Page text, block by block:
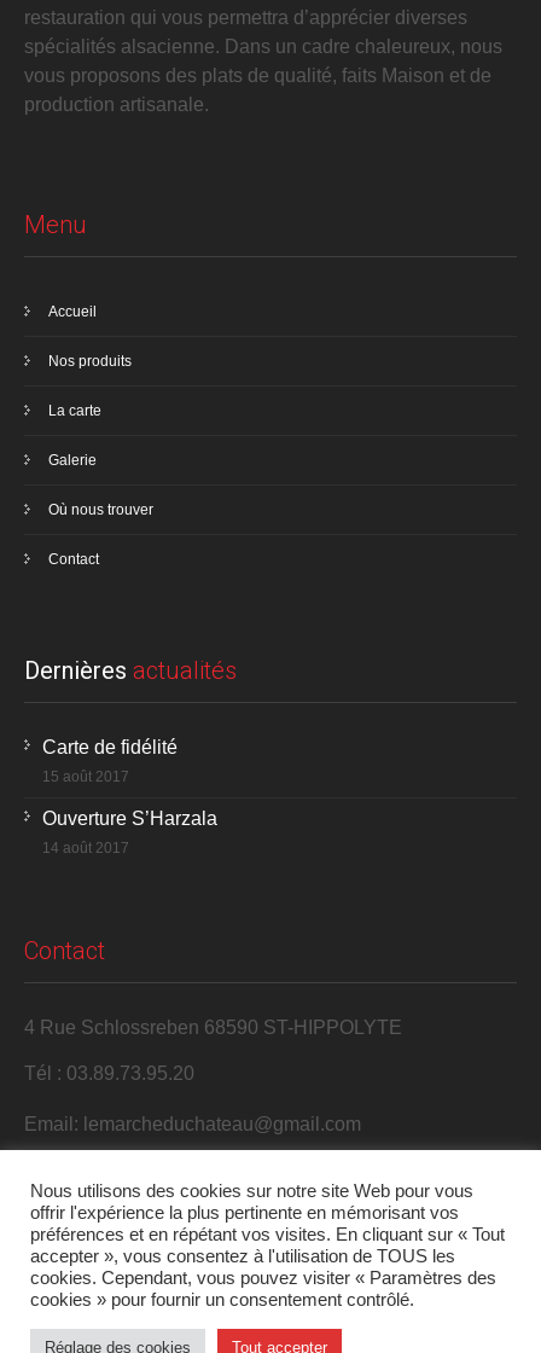
restauration qui vous permettra d’apprécier diverses
spécialités alsacienne. Dans un cadre chaleureux, nous
vous proposons des plats de qualité, faits Maison et de
production artisanale.
Menu
Accueil
Nos produits
La carte
Galerie
Où nous trouver
Contact
Dernières actualités
Carte de fidélité
15 août 2017
Ouverture S’Harzala
14 août 2017
Contact
4 Rue Schlossreben 68590 ST-HIPPOLYTE
Tél : 03.89.73.95.20
Email: lemarcheduchateau@gmail.com
2017 S'Harzala. Tous droits réservés.
Nous utilisons des cookies sur notre site Web pour vous
offrir l'expérience la plus pertinente en mémorisant vos
préférences et en répétant vos visites. En cliquant sur « Tout
accepter », vous consentez à l'utilisation de TOUS les
cookies. Cependant, vous pouvez visiter « Paramètres des
cookies » pour fournir un consentement contrôlé.
Réglage des cookies Tout accepter